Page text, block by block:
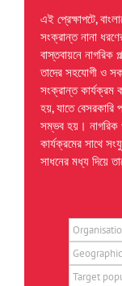
এই প্রেক্ষাপটে,
সংক্রান্ত নানা
বাস্তবায়নে নাগরিক
তাদের সহযোগী ও
সংক্রান্ত কার্যক্রম
হয়, যাতে
সম্ভব হয়। নাগরিক
কার্যক্রমের সাথে
সাধনের মধ্য দিয়ে